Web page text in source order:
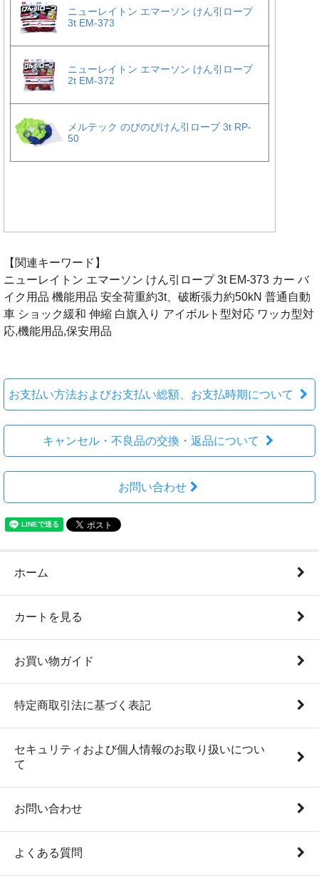
【関連キーワード】
ニューレイトン エマーソン けん引ロープ 3t EM-373 カー バ
イク用品 機能用品 安全荷重約3t、破断張力約50kN 普通自動
車 ショック緩和 伸縮 白旗入り アイボルト型対応 ワッカ型対
応,機能用品,保安用品
お支払い方法およびお支払い総額、お支払時期について
キャンセル・不良品の交換・返品について
お問い合わせ
ホーム
カートを見る
お買い物ガイド
特定商取引法に基づく表記
セキュリティおよび個人情報のお取り扱いについ
て
お問い合わせ
よくある質問